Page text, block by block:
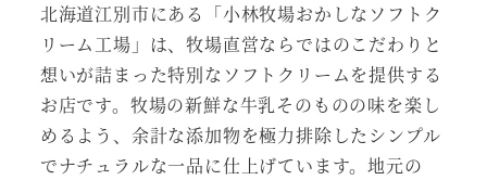
北海道江別市にある「小林牧場おかしなソフトク
リーム工場」は、牧場直営ならではのこだわりと
想いが詰まった特別なソフトクリームを提供する
お店です。牧場の新鮮な牛乳そのものの味を楽し
めるよう、余計な添加物を極力排除したシンプル
でナチュラルな一品に仕上げています。地元の